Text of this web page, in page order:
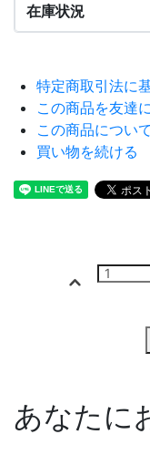
在庫状況
特定商取引法に
この商品を友達
この商品につい
買い物を続ける
あなたに